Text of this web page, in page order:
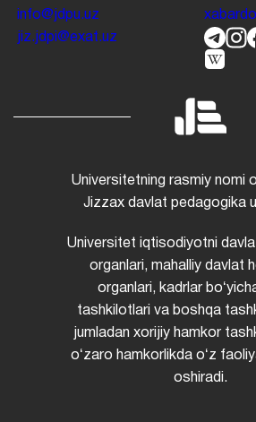
info@jdpu.uz
jiz.jdpi@exat.uz
Universitetning rasmiy nomi
Jizzax davlat pedagogika
Universitet iqtisodiyotni
organlari, mahalliy davlat
organlari, kadrlar
tashkilotlari va boshqa
jumladan xorijiy hamkor
oʻzaro hamkorlikda oʻz
oshiradi.